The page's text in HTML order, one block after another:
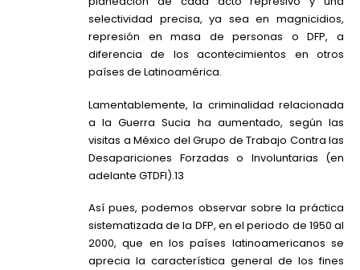
selectividad precisa, ya sea en magnicidios,
represión en masa de personas o DFP, a
diferencia de los acontecimientos en otros
países de Latinoamérica.
Lamentablemente, la criminalidad relacionada
a la Guerra Sucia ha aumentado, según las
visitas a México del Grupo de Trabajo Contra las
Desapariciones Forzadas o Involuntarias (en
adelante GTDFI).13
Así pues, podemos observar sobre la práctica
sistematizada de la DFP, en el periodo de 1950 al
2000, que en los países latinoamericanos se
aprecia la característica general de los fines